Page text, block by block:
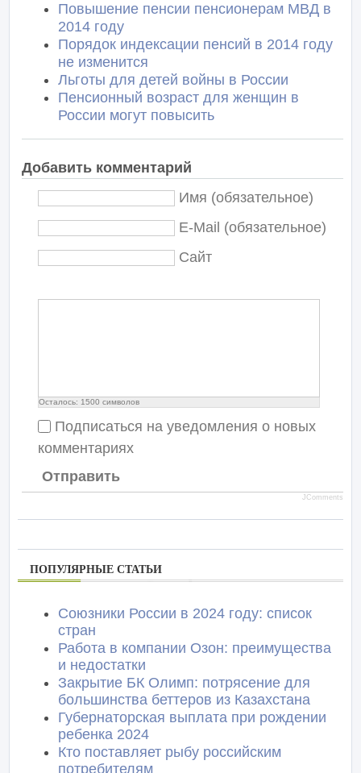
Повышение пенсии пенсионерам МВД в
2014 году
Порядок индексации пенсий в 2014 году
не изменится
Льготы для детей войны в России
Пенсионный возраст для женщин в
России могут повысить
Добавить комментарий
Имя (обязательное)
E-Mail (обязательное)
Сайт
Осталось: 1500 символов
Подписаться на уведомления о новых
комментариях
Отправить
JComments
ПОПУЛЯРНЫЕ СТАТЬИ
Союзники России в 2024 году: список
стран
Работа в компании Озон: преимущества
и недостатки
Закрытие БК Олимп: потрясение для
большинства беттеров из Казахстана
Губернаторская выплата при рождении
ребенка 2024
Кто поставляет рыбу российским
потребителям